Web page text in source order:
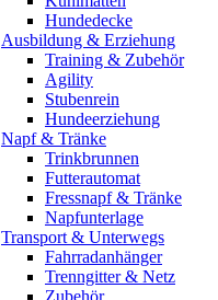
Hundedecke
Ausbildung & Erziehung
Training & Zubehör
Agility
Stubenrein
Hundeerziehung
Napf & Tränke
Trinkbrunnen
Futterautomat
Fressnapf & Tränke
Napfunterlage
Transport & Unterwegs
Fahrradanhänger
Trenngitter & Netz
Zubehör